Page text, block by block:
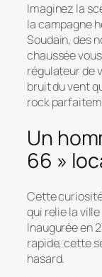
Imaginez la
la campagne
Soudain, des
chaussée
régulateur de
bruit du vent
rock
Un
66 »
Cette
qui relie la ville
Inaugurée en
rapide, cette
hasard.